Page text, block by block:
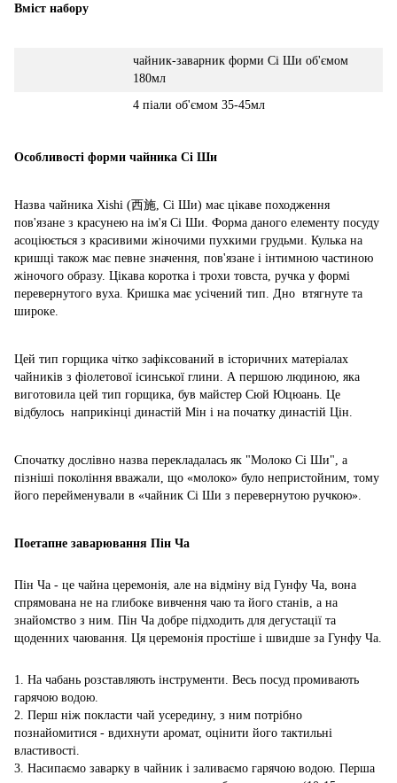
Вміст набору
чайник-заварник форми Сі Ши об'ємом
180мл
4 піали об'ємом 35-45мл
Особливості форми чайника Сі Ши
Назва чайника Xishi (西施, Сі Ши) має цікаве походження
пов'язане з красунею на ім'я Сі Ши. Форма даного елементу посуду
асоціюється з красивими жіночими пухкими грудьми. Кулька на
кришці також має певне значення, пов'язане і інтимною частиною
жіночого образу. Цікава коротка і трохи товста, ручка у формі
перевернутого вуха. Кришка має усічений тип. Дно втягнуте та
широке.
Цей тип горщика чітко зафіксований в історичних матеріалах
чайників з фіолетової ісинської глини. А першою людиною, яка
виготовила цей тип горщика, був майстер Сюй Юцюань. Це
відбулось наприкінці династій Мін і на початку династій Цін.
Спочатку дослівно назва перекладалась як "Молоко Сі Ши", а
пізніші покоління вважали, що «молоко» було непристойним, тому
його перейменували в «чайник Сі Ши з перевернутою ручкою».
Поетапне заварювання Пін Ча
Пін Ча - це чайна церемонія, але на відміну від Гунфу Ча, вона
спрямована не на глибоке вивчення чаю та його станів, а на
знайомство з ним. Пін Ча добре підходить для дегустації та
щоденних чаювання. Ця церемонія простіше і швидше за Гунфу Ча.
1. На чабань розставляють інструменти. Весь посуд промивають
гарячою водою.
2. Перш ніж покласти чай усередину, з ним потрібно
познайомитися - вдихнути аромат, оцінити його тактильні
властивості.
3. Насипаємо заварку в чайник і заливаємо гарячою водою. Перша